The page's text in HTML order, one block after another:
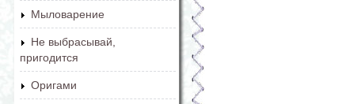
Мыловарение
Не выбрасывай,
пригодится
Оригами